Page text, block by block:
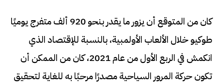
كان من المتوقع أن يزور ما يقدر بنحو 920 ألف متفرج يوميًا
طوكيو خلال الألعاب الأولمبية، بالنسبة للإقتصاد الذي
انكمش في الربع الأول من عام 2021، كان من الممكن أن
تكون حركة المرور السياحية مصدرًا مرحبًا به للغاية لتحقيق